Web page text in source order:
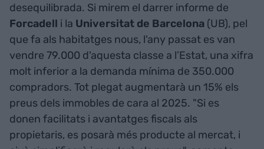
desequilibrada. Si mirem el darrer informe de
Forcadell i la Universitat de Barcelona (UB), pel
que fa als habitatges nous, l'any passat es van
vendre 79.000 d'aquesta classe a l’Estat, una xifra
molt inferior a la demanda mínima de 350.000
compradors. Tot plegat augmentarà un 15% els
preus dels immobles de cara al 2025. "Si es
donen facilitats i avantatges fiscals als
propietaris, es posarà més producte al mercat, i